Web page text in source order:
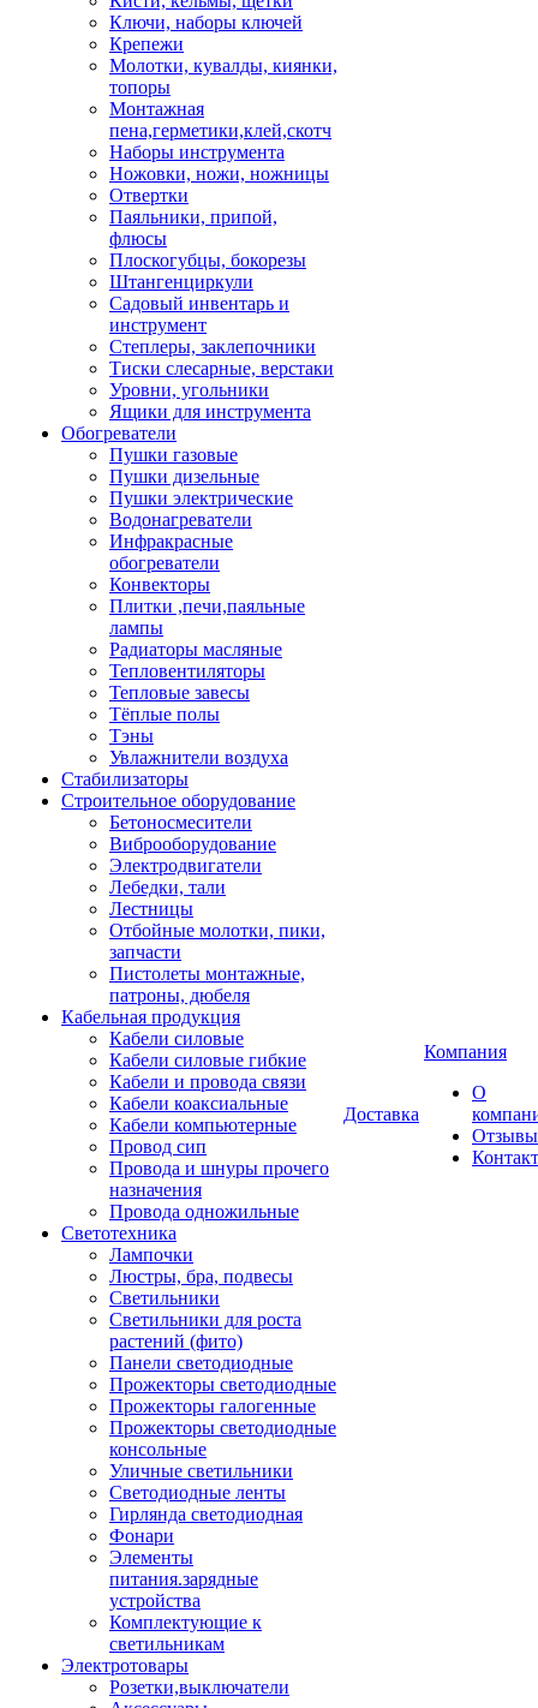
Ключи, наборы ключей
Крепежи
Молотки, кувалды, киянки,
топоры
Монтажная
пена,герметики,клей,скотч
Наборы инструмента
Ножовки, ножи, ножницы
Отвертки
Паяльники, припой,
флюсы
Плоскогубцы, бокорезы
Штангенциркули
Садовый инвентарь и
инструмент
Степлеры, заклепочники
Тиски слесарные, верстаки
Уровни, угольники
Ящики для инструмента
Обогреватели
Пушки газовые
Пушки дизельные
Пушки электрические
Водонагреватели
Инфракрасные
обогреватели
Конвекторы
Плитки ,печи,паяльные
лампы
Радиаторы масляные
Тепловентиляторы
Тепловые завесы
Тёплые полы
Тэны
Увлажнители воздуха
Стабилизаторы
Строительное оборудование
Бетоносмесители
Виброоборудование
Электродвигатели
Лебедки, тали
Лестницы
Отбойные молотки, пики,
запчасти
Пистолеты монтажные,
патроны, дюбеля
Кабельная продукция
Кабели силовые
Кабели силовые гибкие
Кабели и провода связи
Кабели коаксиальные
Кабели компьютерные
Провод сип
Провода и шнуры прочего
назначения
Провода одножильные
Светотехника
Лампочки
Люстры, бра, подвесы
Светильники
Светильники для роста
растений (фито)
Панели светодиодные
Прожекторы светодиодные
Прожекторы галогенные
Прожекторы светодиодные
консольные
Уличные светильники
Светодиодные ленты
Гирлянда светодиодная
Фонари
Элементы
питания.зарядные
устройства
Комплектующие к
светильникам
Электротовары
Розетки,выключатели
Доставка
Компания
О
Отзывы